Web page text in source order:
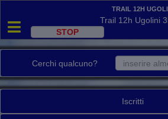
Trail 12h
Trail 12h Ugolini
Cerchi qualcuno?
Iscritti